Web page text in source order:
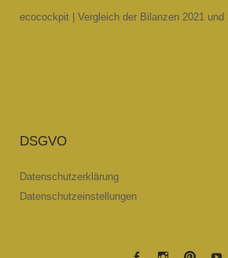
ecocockpit | Vergleich der Bilanzen 2021 und
DSGVO
Datenschutzerklärung
Datenschutzeinstellungen